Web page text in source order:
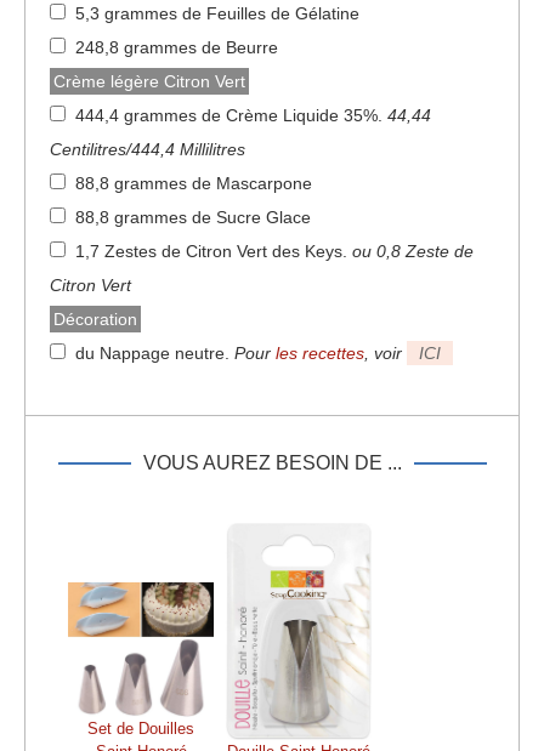
5,3 grammes de Feuilles de Gélatine
248,8 grammes de Beurre
Crème légère Citron Vert
444,4 grammes de Crème Liquide 35%. 44,44
Centilitres/444,4 Millilitres
88,8 grammes de Mascarpone
88,8 grammes de Sucre Glace
1,7 Zestes de Citron Vert des Keys. ou 0,8 Zeste de
Citron Vert
Décoration
du Nappage neutre. Pour les recettes, voir ICI
VOUS AUREZ BESOIN DE ...
Set de Douilles